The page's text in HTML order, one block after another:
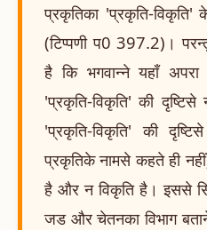
प्रकृतिका 'प्रकृति-विकृति'
(टिप्पणी प0 397.2)।
है कि भगवान्ने यहाँ
'प्रकृति-विकृति' की
'प्रकृति-विकृति' की
प्रकृतिके नामसे कहते ही
है और न विकृति है। इससे
जड और चेतनका विभाग